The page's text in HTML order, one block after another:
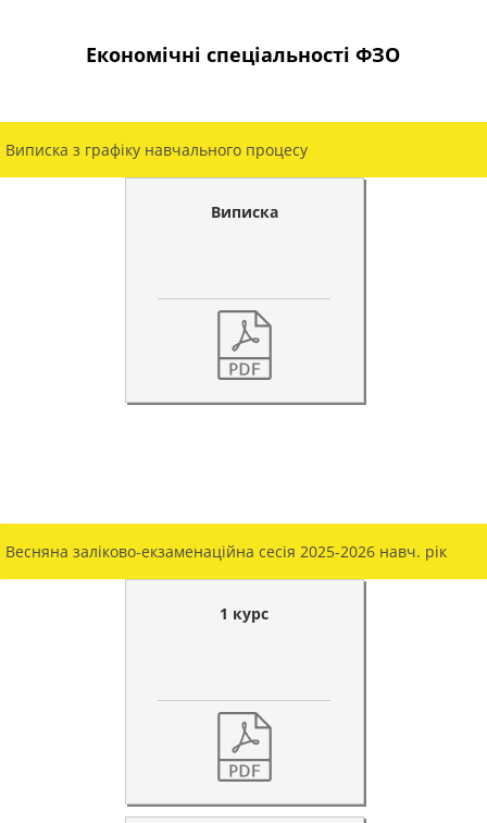
Економічні спеціальності ФЗО
Виписка з графіку навчального процесу
Виписка
Весняна заліково-екзаменаційна сесія 2025-2026 навч. рік
1 курс